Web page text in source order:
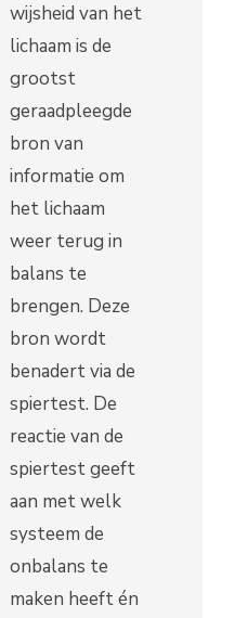
wijsheid van het
lichaam is de
grootst
geraadpleegde
bron van
informatie om
het lichaam
weer terug in
balans te
brengen. Deze
bron wordt
benadert via de
spiertest. De
reactie van de
spiertest geeft
aan met welk
systeem de
onbalans te
maken heeft én